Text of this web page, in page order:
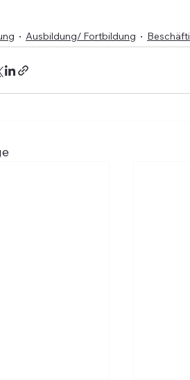
Ausbildung/ Fortbildung